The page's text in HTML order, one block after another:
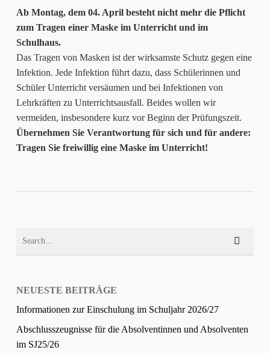
Ab Montag, dem 04. April besteht nicht mehr die Pflicht
zum Tragen einer Maske im Unterricht und im
Schulhaus.
Das Tragen von Masken ist der wirksamste Schutz gegen eine
Infektion. Jede Infektion führt dazu, dass Schülerinnen und
Schüler Unterricht versäumen und bei Infektionen von
Lehrkräften zu Unterrichtsausfall. Beides wollen wir
vermeiden, insbesondere kurz vor Beginn der Prüfungszeit.
Übernehmen Sie Verantwortung für sich und für andere:
Tragen Sie freiwillig eine Maske im Unterricht!
NEUESTE BEITRÄGE
Informationen zur Einschulung im Schuljahr 2026/27
Abschlusszeugnisse für die Absolventinnen und Absolventen
im SJ25/26